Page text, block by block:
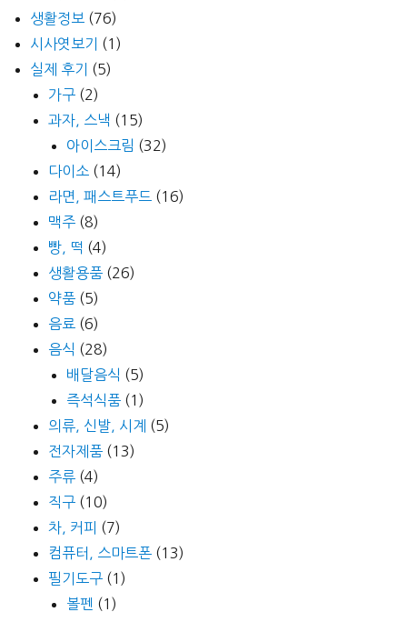
생활정보 (76)
시사엿보기
(1)
실제 후기
(5)
가구 (2)
과자, 스낵 (15)
아이스크림 (32)
다이소 (14)
라면, 패스트푸드 (16)
맥주 (8)
빵, 떡 (4)
생활용품 (26)
약품 (5)
음료 (6)
음식 (28)
배달음식 (5)
즉석식품 (1)
의류, 신발, 시계
(5)
전자제품 (13)
주류 (4)
직구 (10)
차, 커피 (7)
컴퓨터, 스마트폰 (13)
필기도구 (1)
볼펜 (1)